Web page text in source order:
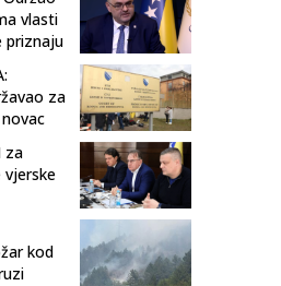
vlasti
priznaju
za
za
kod